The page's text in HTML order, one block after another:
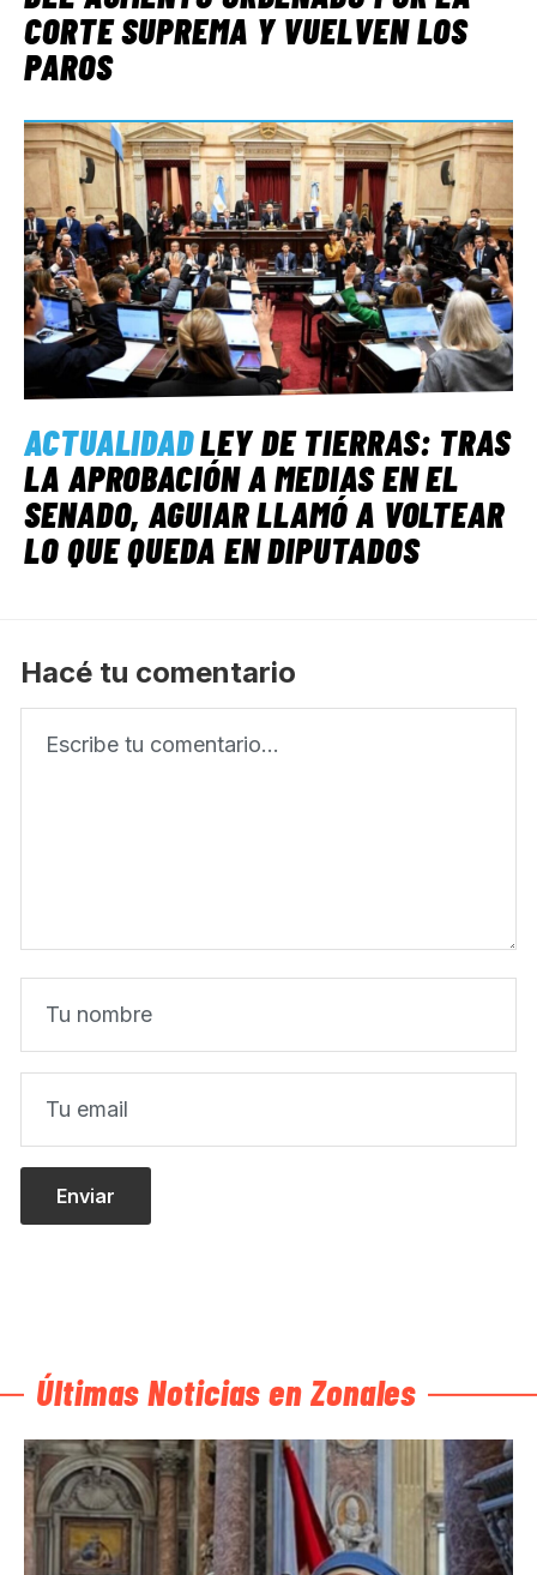
CORTE SUPREMA Y VUELVEN LOS
PAROS
ACTUALIDADLEY DE TIERRAS: TRAS
LA APROBACIÓN A MEDIAS EN EL
SENADO, AGUIAR LLAMÓ A VOLTEAR
LO QUE QUEDA EN DIPUTADOS
Hacé tu comentario
Últimas Noticias en Zonales